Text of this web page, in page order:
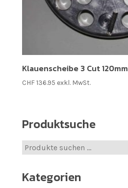
Klauenscheibe 3 Cut 120mm
CHF136.95 exkl. MwSt.
Produktsuche
Suche
nach:
Kategorien